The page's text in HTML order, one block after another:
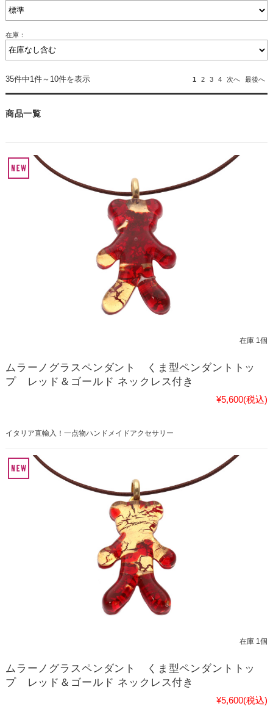
在庫：
35件中1件～10件を表示 1 2 3 4 次へ 最後へ
商品一覧
在庫 1個
ムラーノグラスペンダント くま型ペンダントトッ
プ レッド＆ゴールド ネックレス付き
¥5,600(税込)
イタリア直輸入！一点物ハンドメイドアクセサリー
在庫 1個
ムラーノグラスペンダント くま型ペンダントトッ
プ レッド＆ゴールド ネックレス付き
¥5,600(税込)